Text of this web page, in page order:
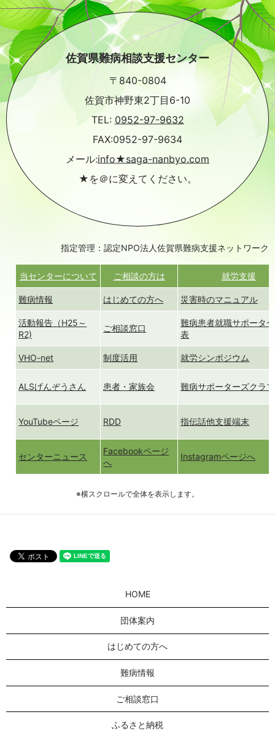
佐賀県難病相談支援センター
〒840-0804
佐賀市神野東2丁目6-10
TEL: 0952-97-9632
FAX:0952-97-9634
メール:info★saga-nanbyo.com
★を＠に変えてください。
指定管理：認定NPO法人佐賀県難病支援ネットワーク
当センターについて ご相談の方は 就労支援
難病情報 はじめての方へ 災害時のマニュアル
活動報告（H25～
R2)
ご相談窓口
難病患者就職サポータ
表
VHO-net 制度活用 就労シンポジウム
ALSげんぞうさん 患者・家族会 難病サポーターズクラブ
YouTubeページ RDD 指伝話他支援端末
センターニュース
Facebookページ
へ
Instagramページへ
※横スクロールで全体を表示します。
HOME
団体案内
はじめての方へ
難病情報
ご相談窓口
ふるさと納税